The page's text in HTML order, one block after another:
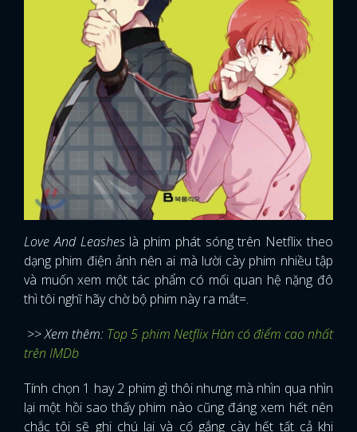
x
ĐĂNG NHẬP
Love And Leasheslà phim phát sóng trên Netflix theo
dạng phim điện ảnh nên ai mà lười cày phim nhiều tập
và muốn xem một tác phẩm có mối quan hệ nặng đô
thì tôi nghĩ hãy chờ bộ phim này ra mắt=.
>> Xem thêm: Top 5 phim Netflix Hàn có điểm cao nhất
trên IMDb
Tính chọn 1 hay 2 phim gì thôi nhưng mà nhìn qua nhìn
lại một hồi sao thấy phim nào cũng đáng xem hết nên
chắc tôi sẽ ghi chú lại và cố gắng cày hết tất cả khi